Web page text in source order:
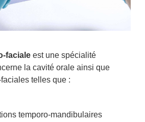
facialeest une spécialité
la cavité orale ainsi que
telles que :
temporo-mandibulaires